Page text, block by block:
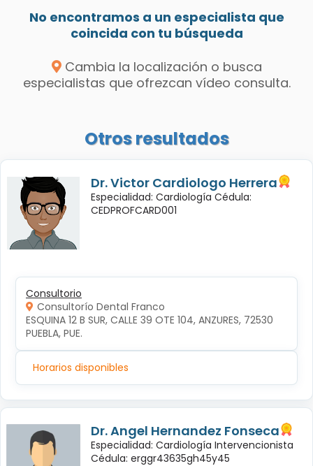
No encontramos a un especialista que
coincida con tu búsqueda
Cambia la localización o busca
especialistas que ofrezcan vídeo consulta.
Otros resultados
Dr. Victor Cardiologo Herrera
Especialidad: Cardiología Cédula:
CEDPROFCARD001
Consultorio
Consultorío Dental Franco
ESQUINA 12 B SUR, CALLE 39 OTE 104, ANZURES, 72530
PUEBLA, PUE.
Horarios disponibles
Dr. Angel Hernandez Fonseca
Especialidad: Cardiología Intervencionista
Cédula: erggr43635gh45y45